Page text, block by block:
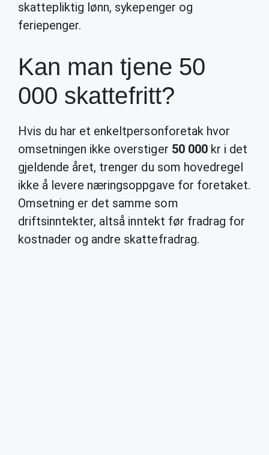
skattepliktig lønn, sykepenger og
feriepenger.
Kan man tjene 50
000 skattefritt?
Hvis du har et enkeltpersonforetak hvor
omsetningen ikke overstiger 50 000kr i det
gjeldende året, trenger du som hovedregel
ikke å levere næringsoppgave for foretaket.
Omsetning er det samme som
driftsinntekter, altså inntekt før fradrag for
kostnader og andre skattefradrag.